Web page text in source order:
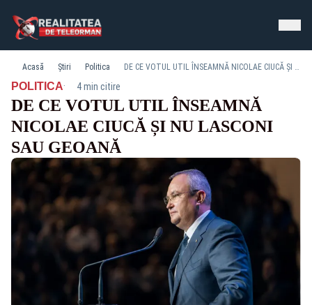
Acasă Știri Politica DE CE VOTUL UTIL ÎNSEAMNĂ NICOLAE CIUCĂ ȘI NU LASCONI SAU GEOANĂ
POLITICA· 4 min citire
DE CE VOTUL UTIL ÎNSEAMNĂ
NICOLAE CIUCĂ ȘI NU LASCONI
SAU GEOANĂ